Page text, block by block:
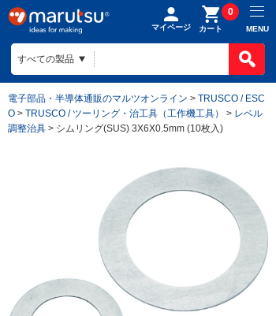
マイページ カート
0
MENU
電子部品・半導体通販のマルツオンライン > TRUSCO / ESC
O > TRUSCO / ツーリング・治工具（工作機工具） > レベル
調整治具 > シムリング(SUS) 3X6X0.5mm (10枚入)